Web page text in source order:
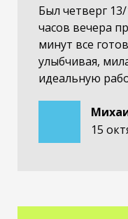
Был четверг
часов вечера
минут все
улыбчивая,
идеальную
15